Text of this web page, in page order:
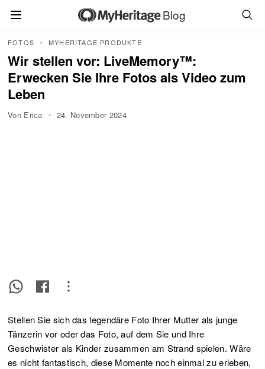
Blog
FOTOS MYHERITAGE PRODUKTE
Wir stellen vor: LiveMemory™:
Erwecken Sie Ihre Fotos als Video zum
Leben
Von Erica 24. November 2024
Stellen Sie sich das legendäre Foto Ihrer Mutter als junge
Tänzerin vor oder das Foto, auf dem Sie und Ihre
Geschwister als Kinder zusammen am Strand spielen. Wäre
es nicht fantastisch, diese Momente noch einmal zu erleben,